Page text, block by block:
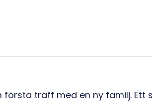
första träff med en ny familj.